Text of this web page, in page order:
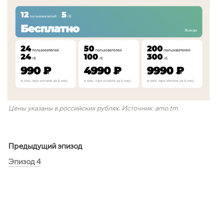
Цены указаны в российских рублях. Источник: amo.tm
Предыдущий эпизод
Эпизод 4